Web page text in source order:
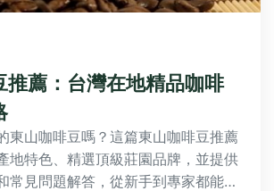
推薦：台灣在地精品咖啡
東山咖啡豆嗎？這篇東山咖啡豆推薦
地特色、精選頂級莊園品牌，並提供
常見問題解答，從新手到專家都能輕